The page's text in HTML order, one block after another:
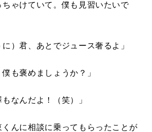
ちゃけていて。僕も見習いたいで
に）君、あとでジュース奢るよ」
僕も褒めましょうか？」
もなんだよ！（笑）」
くんに相談に乗ってもらったことが